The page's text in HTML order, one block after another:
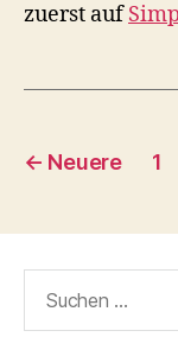
zuerst auf
Beiträge
← Neuere 1
nach: